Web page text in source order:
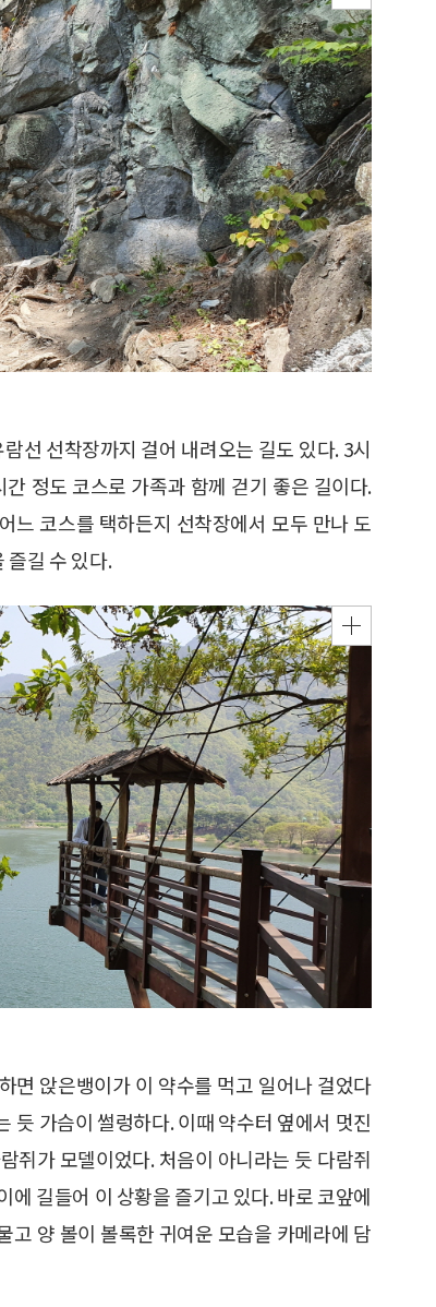
선 선착장까지 걸어 내려오는 길도 있다. 3시
정도 코스로 가족과 함께 걷기 좋은 길이다.
느 코스를 택하든지 선착장에서 모두 만나 도
즐길 수 있다.
면 앉은뱅이가 이 약수를 먹고 일어나 걸었다
듯 가슴이 썰렁하다. 이때 약수터 옆에서 멋진
쥐가 모델이었다. 처음이 아니라는 듯 다람쥐
길들어 이 상황을 즐기고 있다. 바로 코앞에
고 양 볼이 볼록한 귀여운 모습을 카메라에 담